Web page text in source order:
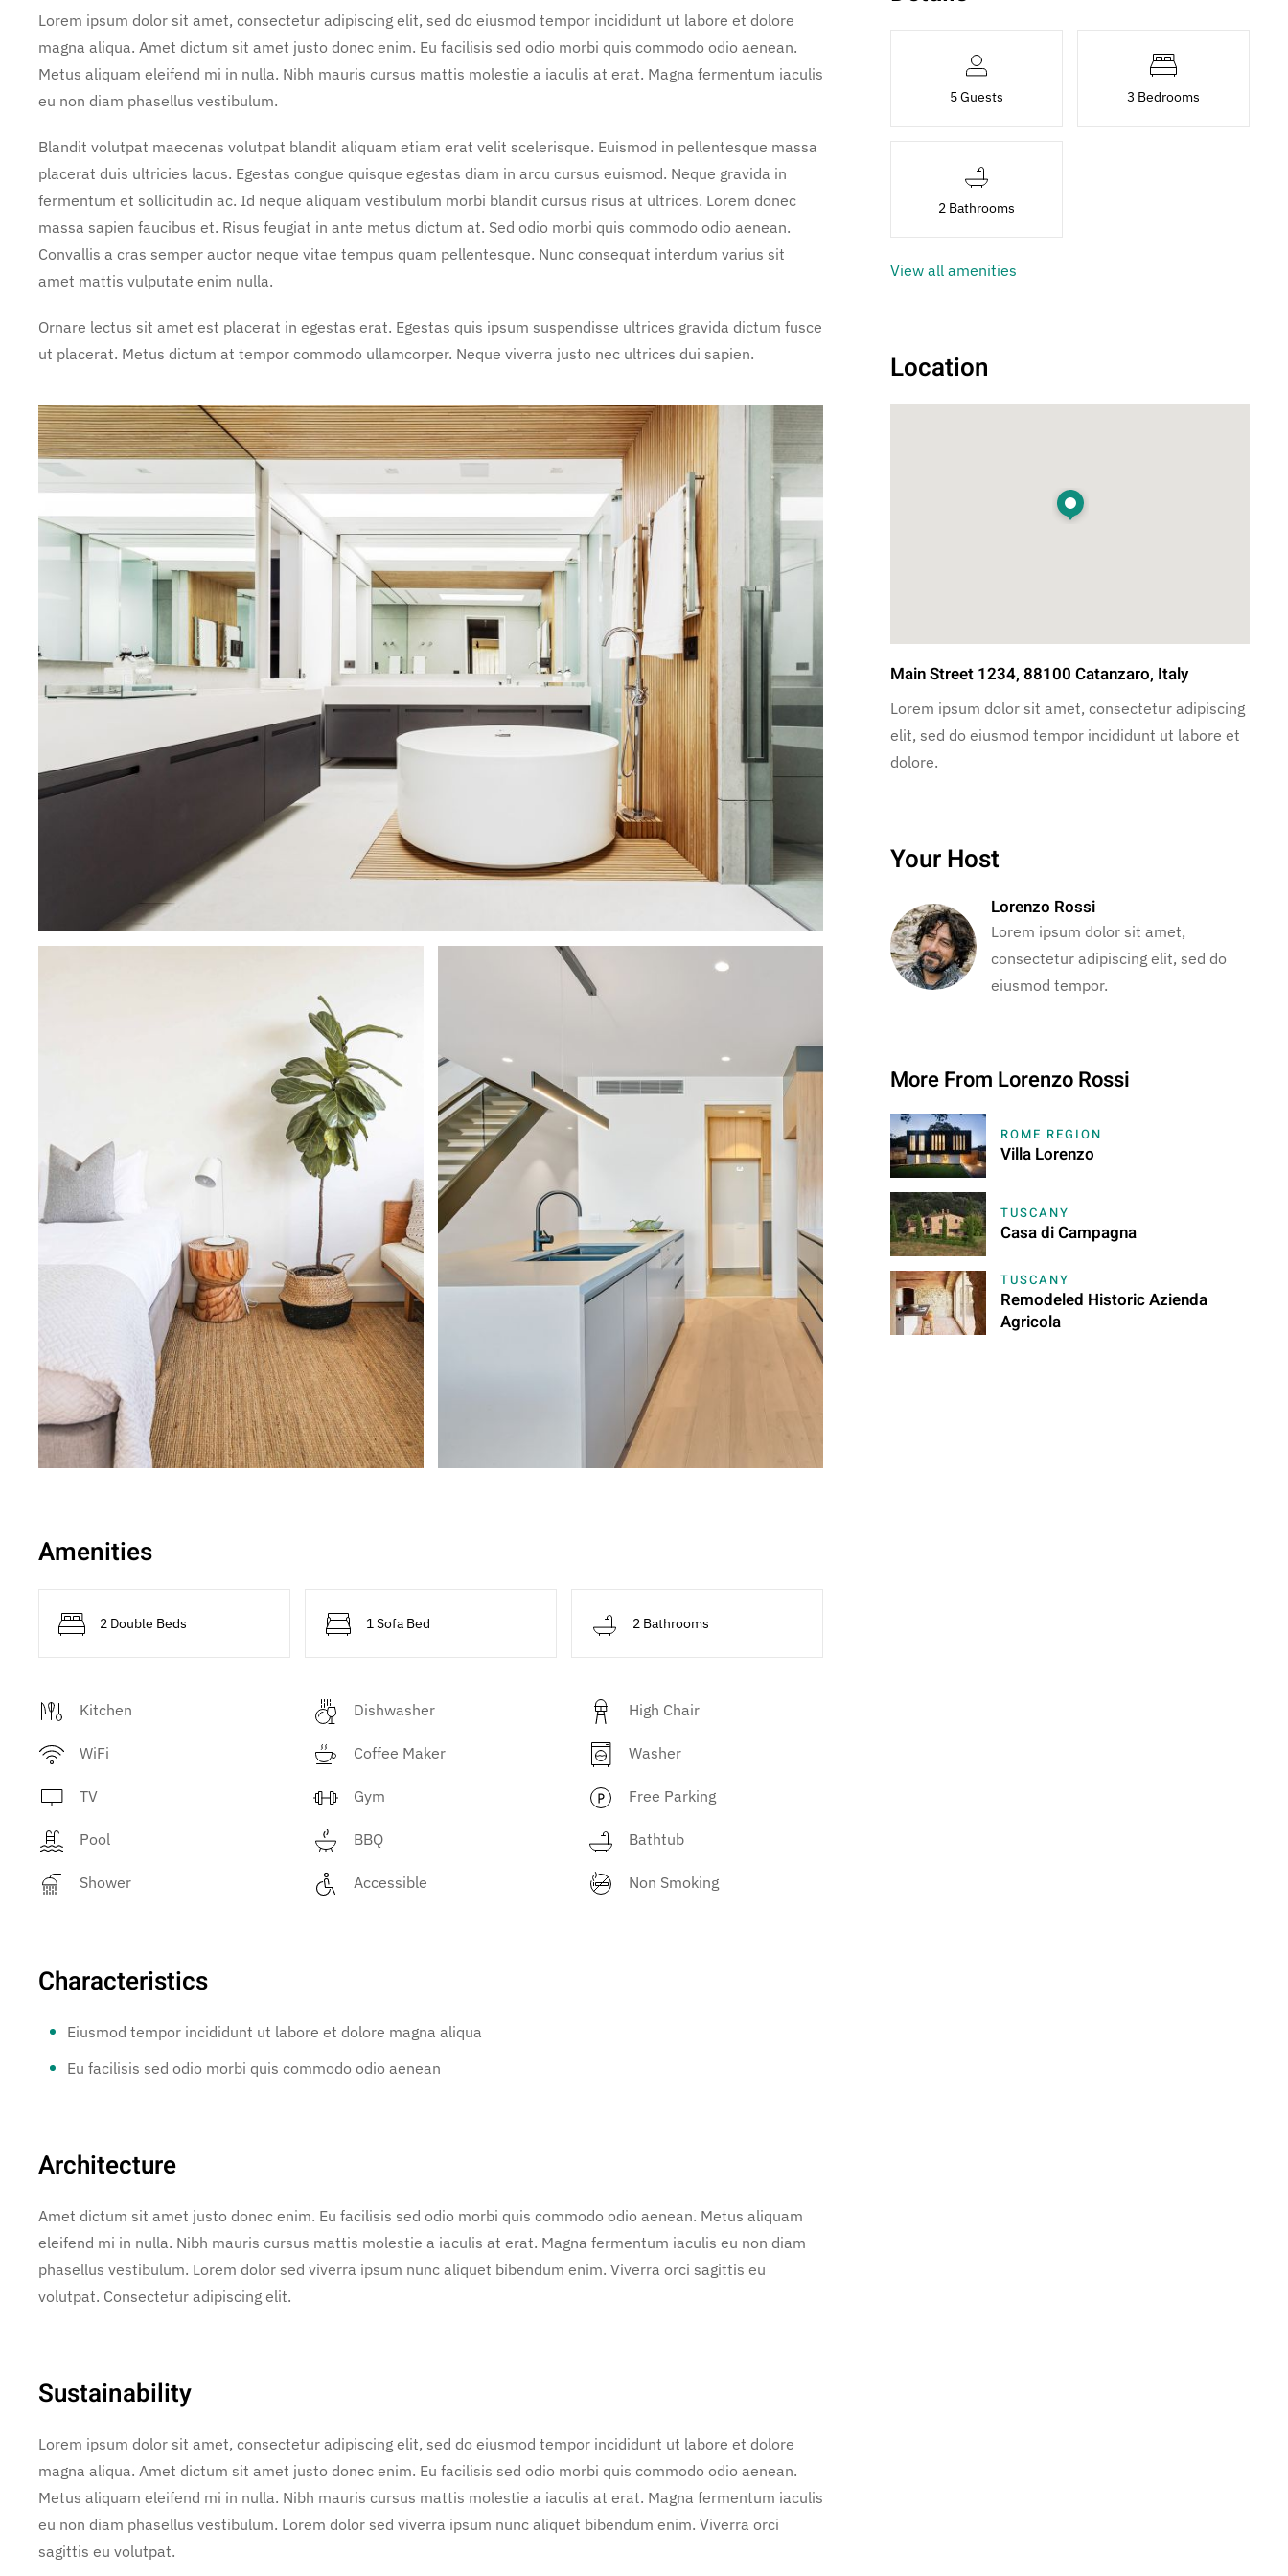
Lorem ipsum dolor sit amet, consectetur adipiscing elit, sed do eiusmod tempor incididunt ut labore et dolore
magna aliqua. Amet dictum sit amet justo donec enim. Eu facilisis sed odio morbi quis commodo odio aenean.
Metus aliquam eleifend mi in nulla. Nibh mauris cursus mattis molestie a iaculis at erat. Magna fermentum iaculis
eu non diam phasellus vestibulum.
Blandit volutpat maecenas volutpat blandit aliquam etiam erat velit scelerisque. Euismod in pellentesque massa
placerat duis ultricies lacus. Egestas congue quisque egestas diam in arcu cursus euismod. Neque gravida in
fermentum et sollicitudin ac. Id neque aliquam vestibulum morbi blandit cursus risus at ultrices. Lorem donec
massa sapien faucibus et. Risus feugiat in ante metus dictum at. Sed odio morbi quis commodo odio aenean.
Convallis a cras semper auctor neque vitae tempus quam pellentesque. Nunc consequat interdum varius sit
amet mattis vulputate enim nulla.
Ornare lectus sit amet est placerat in egestas erat. Egestas quis ipsum suspendisse ultrices gravida dictum fusce
ut placerat. Metus dictum at tempor commodo ullamcorper. Neque viverra justo nec ultrices dui sapien.
Amenities
2 Double Beds 1 Sofa Bed 2 Bathrooms
Kitchen Dishwasher High Chair
WiFi Coffee Maker Washer
TV Gym Free Parking
Pool BBQ Bathtub
Shower Accessible Non Smoking
Characteristics
Eiusmod tempor incididunt ut labore et dolore magna aliqua
Eu facilisis sed odio morbi quis commodo odio aenean
Architecture
Amet dictum sit amet justo donec enim. Eu facilisis sed odio morbi quis commodo odio aenean. Metus aliquam
eleifend mi in nulla. Nibh mauris cursus mattis molestie a iaculis at erat. Magna fermentum iaculis eu non diam
phasellus vestibulum. Lorem dolor sed viverra ipsum nunc aliquet bibendum enim. Viverra orci sagittis eu
volutpat. Consectetur adipiscing elit.
Sustainability
Lorem ipsum dolor sit amet, consectetur adipiscing elit, sed do eiusmod tempor incididunt ut labore et dolore
magna aliqua. Amet dictum sit amet justo donec enim. Eu facilisis sed odio morbi quis commodo odio aenean.
Metus aliquam eleifend mi in nulla. Nibh mauris cursus mattis molestie a iaculis at erat. Magna fermentum iaculis
eu non diam phasellus vestibulum. Lorem dolor sed viverra ipsum nunc aliquet bibendum enim. Viverra orci
sagittis eu volutpat.
5 Guests 3 Bedrooms
2 Bathrooms
View all amenities
Location
Main Street 1234, 88100 Catanzaro, Italy
Lorem ipsum dolor sit amet, consectetur adipiscing
elit, sed do eiusmod tempor incididunt ut labore et
dolore.
Your Host
Lorenzo Rossi
Lorem ipsum dolor sit amet,
consectetur adipiscing elit, sed do
eiusmod tempor.
More From Lorenzo Rossi
ROME REGION
Villa Lorenzo
TUSCANY
Casa di Campagna
TUSCANY
Remodeled Historic Azienda
Agricola